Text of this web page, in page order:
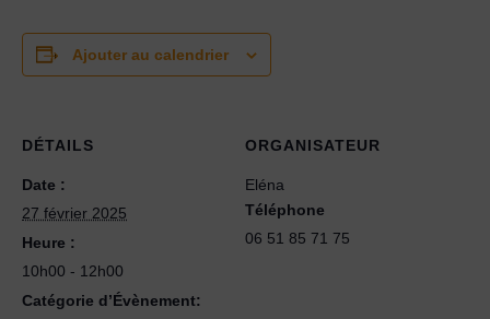
Ajouter au calendrier
DÉTAILS
Date :
27 février 2025
Heure :
10h00 - 12h00
Catégorie d’Évènement:
ORGANISATEUR
Eléna
Téléphone
06 51 85 71 75